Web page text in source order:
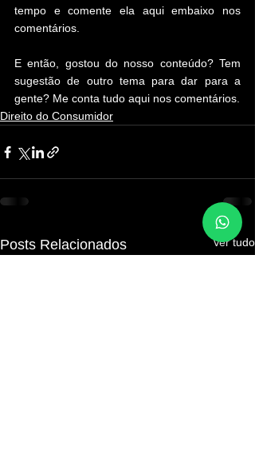
tempo e comente ela aqui embaixo nos
comentários.
E então, gostou do nosso conteúdo? Tem
sugestão de outro tema para dar para a
gente? Me conta tudo aqui nos comentários.
Direito do Consumidor
Posts Relacionados Ver tudo